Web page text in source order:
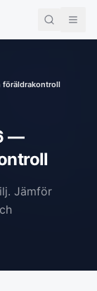
föräldrakontroll
—
Jämför